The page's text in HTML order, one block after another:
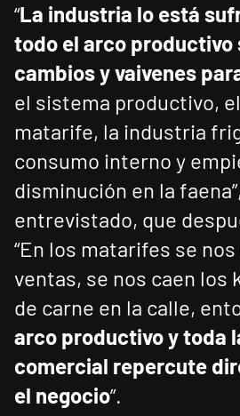
“La industria lo está
todo el arco productivo
cambios y vaivenes
el sistema productivo,
matarife, la industria
consumo interno y
disminución en la
entrevistado, que
“En los matarifes se
ventas, se nos caen los
de carne en la calle,
arco productivo y toda
comercial repercute
el negocio”.